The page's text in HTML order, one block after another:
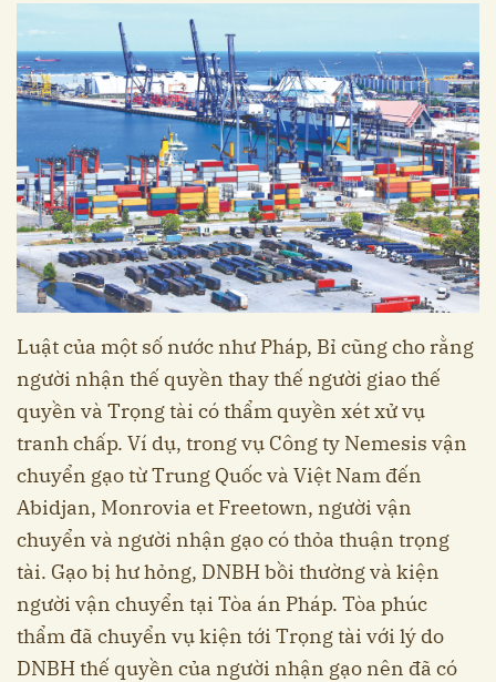
Luật của một số nước như Pháp, Bỉ cũng cho rằng
người nhận thế quyền thay thế người giao thế
quyền và Trọng tài có thẩm quyền xét xử vụ
tranh chấp. Ví dụ, trong vụ Công ty Nemesis vận
chuyển gạo từ Trung Quốc và Việt Nam đến
Abidjan, Monrovia et Freetown, người vận
chuyển và người nhận gạo có thỏa thuận trọng
tài. Gạo bị hư hỏng, DNBH bồi thường và kiện
người vận chuyển tại Tòa án Pháp. Tòa phúc
thẩm đã chuyển vụ kiện tới Trọng tài với lý do
DNBH thế quyền của người nhận gạo nên đã có